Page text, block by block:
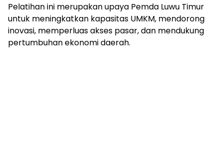
Pelatihan ini merupakan upaya Pemda Luwu Timur
untuk meningkatkan kapasitas UMKM, mendorong
inovasi, memperluas akses pasar, dan mendukung
pertumbuhan ekonomi daerah.